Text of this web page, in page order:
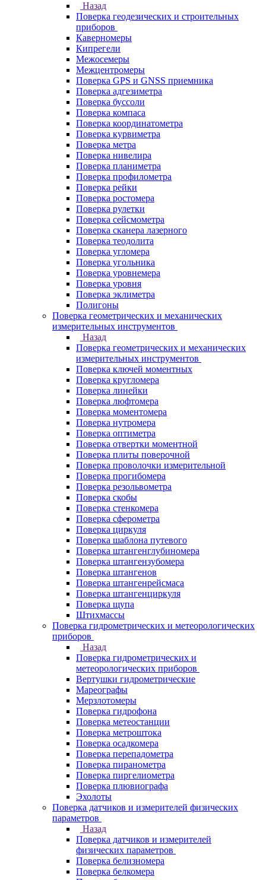
Назад
Поверка геодезических и строительных
приборов
Каверномеры
Кипрегели
Межосемеры
Межцентромеры
Поверка GPS и GNSS приемника
Поверка адгезиметра
Поверка буссоли
Поверка компаса
Поверка координатометра
Поверка курвиметра
Поверка метра
Поверка нивелира
Поверка планиметра
Поверка профилометра
Поверка рейки
Поверка ростомера
Поверка рулетки
Поверка сейсмометра
Поверка сканера лазерного
Поверка теодолита
Поверка угломера
Поверка угольника
Поверка уровнемера
Поверка уровня
Поверка эклиметра
Полигоны
Поверка геометрических и механических
измерительных инструментов
Назад
Поверка геометрических и механических
измерительных инструментов
Поверка ключей моментных
Поверка кругломера
Поверка линейки
Поверка люфтомера
Поверка моментомера
Поверка нутромера
Поверка оптиметра
Поверка отвертки моментной
Поверка плиты поверочной
Поверка проволочки измерительной
Поверка прогибомера
Поверка резольвометра
Поверка скобы
Поверка стенкомера
Поверка сферометра
Поверка циркуля
Поверка шаблона путевого
Поверка штангенглубиномера
Поверка штангензубомера
Поверка штангенов
Поверка штангенрейсмаса
Поверка штангенциркуля
Поверка щупа
Штихмассы
Поверка гидрометрических и метеорологических
приборов
Назад
Поверка гидрометрических и
метеорологических приборов
Вертушки гидрометрические
Мареографы
Мерзлотомеры
Поверка гидрофона
Поверка метеостанции
Поверка метроштока
Поверка осадкомера
Поверка перепадометра
Поверка пиранометра
Поверка пиргелиометра
Поверка плювиографа
Эхолоты
Поверка датчиков и измерителей физических
параметров
Назад
Поверка датчиков и измерителей
физических параметров
Поверка белизномера
Поверка белкомера